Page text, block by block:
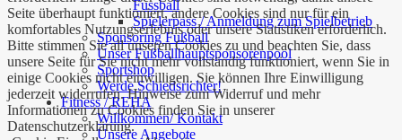
Fussball
Spielerpass / Anmeldung zum Spielbetrieb
Sponsoring Fußball
Unser Fußballhauptsponsorenpool
Sportshop
Werde Schiedsrichter!
Fitness / REHA
Willkommen/ Kontakt
Unsere Angebote
Seite überhaupt funktioniert, andere Cookies sind nur für ein
komfortables Nutzungserlebnis oder unsere Statistiken erforderlich.
Bitte stimmen Sie all unseren Cookies zu und beachten Sie, dass
unsere Seite für Sie nicht mehr vollständig funktioniert, wenn Sie in
einige Cookies nicht einwilligen. Sie können Ihre Einwilligung
jederzeit widerrufen. Hinweise zum Widerruf und mehr
Informationen zu Cookies finden Sie in unserer
Datenschutzerklärung.